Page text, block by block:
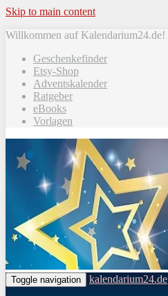
Skip to main content
Willkommen auf Kalendarium24.de!
Geschenkefinder
Etsy-Shop
Adventskalender
Ratgeber
eBooks
Vorlagen
Toggle navigation kalendarium24.de